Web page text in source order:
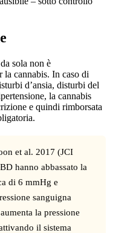
sola non è
la cannabis. In caso di
d’ansia, disturbi del
la cannabis
e quindi rimborsata
et al. 2017 (JCI
hanno abbassato la
di 6 mmHg e
sanguigna
la pressione
il sistema